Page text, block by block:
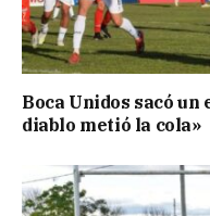
Boca Unidos sacó un
diablo metió la cola»